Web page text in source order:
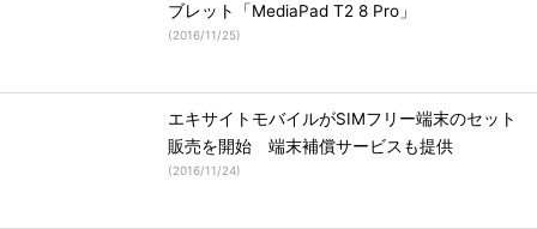
ブレット「MediaPad T2 8 Pro」
(2016/11/25)
エキサイトモバイルがSIMフリー端末のセット
販売を開始 端末補償サービスも提供
(2016/11/24)